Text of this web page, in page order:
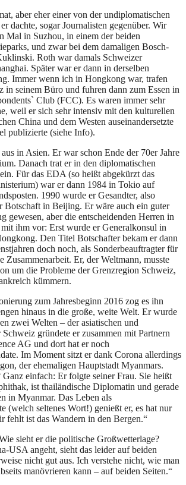
aber eher einer von der undiplomatischen
dachte, sogar Journalisten gegenüber. Wir
Mal in Suzhou, in einem der beiden
und zwar bei dem damaligen Bosch-
Roth war damals Schweizer
Später war er dann in derselben
Immer wenn ich in Hongkong war, trafen
in seinem Büro und fuhren dann zum Essen in
Club (FCC). Es waren immer sehr
weil er sich sehr intensiv mit den kulturellen
China und dem Westen auseinandersetzte
publizierte (siehe Info).
in Asien. Er war schon Ende der 70er Jahre
Danach trat er in den diplomatischen
Für das EDA (so heißt abgekürzt das
war er dann 1984 in Tokio auf
1990 wurde er Gesandter, also
Botschaft in Beijing. Er wäre auch ein guter
gewesen, aber die entscheidenden Herren in
mit ihm vor: Erst wurde er Generalkonsul in
Den Titel Botschafter bekam er dann
doch noch, als Sonderbeauftragter für
Zusammenarbeit. Er, der Weltmann, musste
um die Probleme der Grenzregion Schweiz,
kümmern.
zum Jahresbeginn 2016 zog es ihn
hinaus in die große, weite Welt. Er wurde
zwei Welten – der asiatischen und
gründete er zusammen mit Partnern
AG und dort hat er noch
Im Moment sitzt er dank Corona allerdings
der ehemaligen Hauptstadt Myanmars.
Ganz einfach: Er folgte seiner Frau. Sie heißt
ist thailändische Diplomatin und gerade
in Myanmar. Das Leben als
(welch seltenes Wort!) genießt er, es hat nur
fehlt ist das Wandern in den Bergen.“
sieht er die politische Großwetterlage?
USA angeht, sieht das leider auf beiden
nicht gut aus. Ich verstehe nicht, wie man
manövrieren kann – auf beiden Seiten.“